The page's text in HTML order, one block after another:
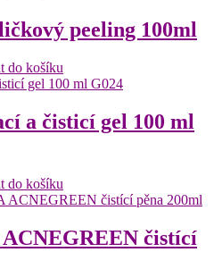
peeling 100ml
do košíku
a čisticí gel 100 ml
do košíku
čistící